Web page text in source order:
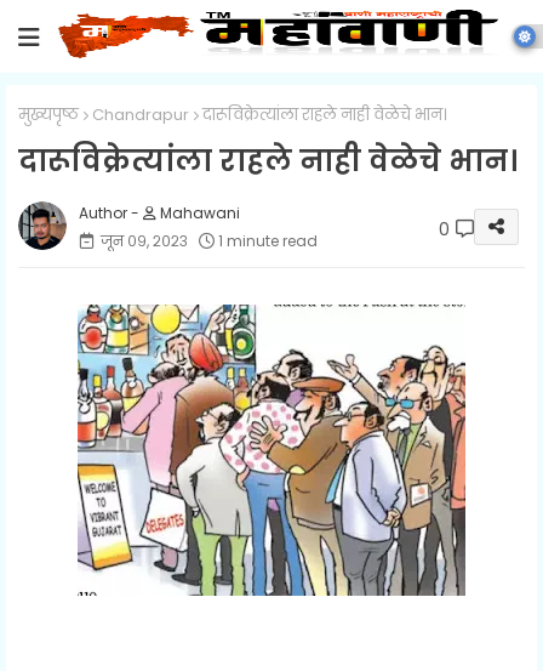
मुख्यपृष्ठ Chandrapur दारूविक्रेत्यांला राहले नाही वेळेचे भान।
दारूविक्रेत्यांला राहले नाही वेळेचे भान।
Mahawani
जून ०९, २०२३
1 minute read 0